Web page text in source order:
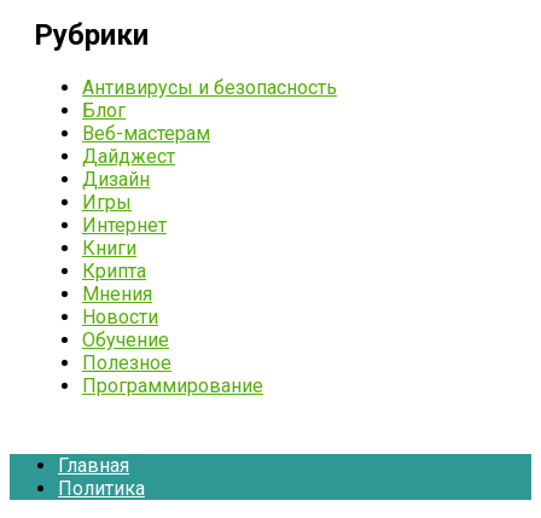
Рубрики
Антивирусы и безопасность
Блог
Веб-мастерам
Дайджест
Дизайн
Игры
Интернет
Книги
Крипта
Мнения
Новости
Обучение
Полезное
Программирование
Главная
Политика